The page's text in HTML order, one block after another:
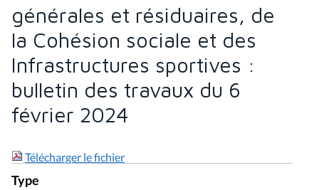
générales et résiduaires, de
la Cohésion sociale et des
Infrastructures sportives :
bulletin des travaux du 6
février 2024
Télécharger le fichier
Type